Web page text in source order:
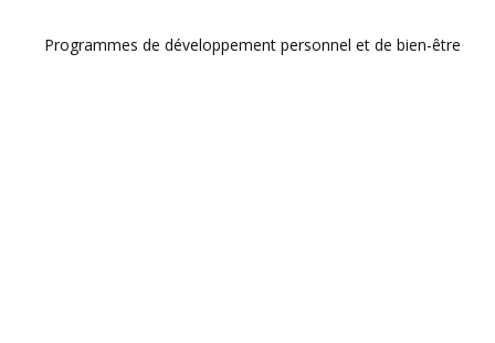
Programmes de développement personnel et de bien-être